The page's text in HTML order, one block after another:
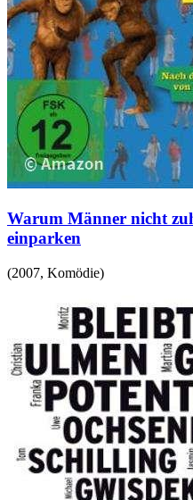
Warum Männer nicht
einparken
(2007, Komödie)